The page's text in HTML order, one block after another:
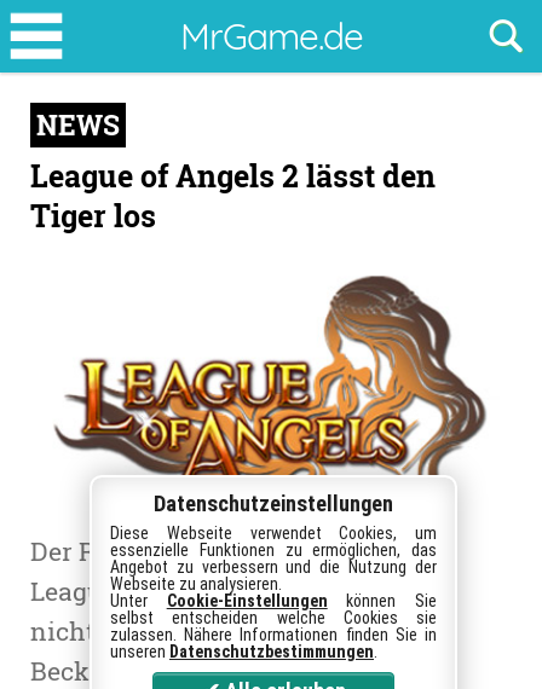
MrGame.de
League
of
Angels
lässt
den
NEWS
League of Angels 2 lässt den
Tiger los
Der Royal Kaiser hält Einzug bei
League of Angels 2. Nein, damit ist
nicht der fußballspielende
Beckenbauer gemeint, sondern ein
Datenschutzeinstellungen
Diese Webseite verwendet Cookies, um
essenzielle Funktionen zu ermöglichen, das
Angebot zu verbessern und die Nutzung der
Webseite zu analysieren.
Unter Cookie-Einstellungen können Sie
selbst entscheiden welche Cookies sie
zulassen. Nähere Informationen finden Sie in
unseren Datenschutzbestimmungen.